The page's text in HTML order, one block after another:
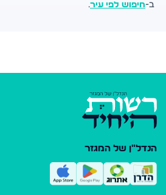
ב-חיפוש לפי עיר.
הנדל"ן של המגזר